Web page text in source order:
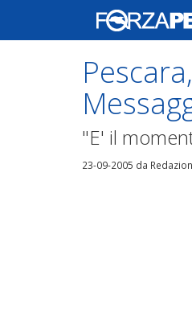
"E' il
23-09-2005 da